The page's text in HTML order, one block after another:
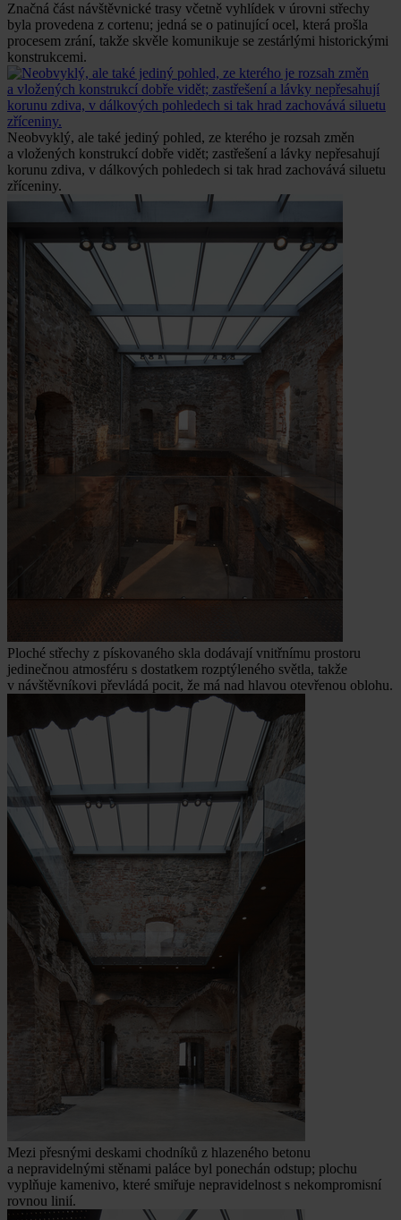
Značná část návštěvnické trasy včetně vyhlídek v úrovni střechy
byla provedena z cortenu; jedná se o patinující ocel, která prošla
procesem zrání, takže skvěle komunikuje se zestárlými historickými
konstrukcemi.
Neobvyklý, ale také jediný pohled, ze kterého je rozsah změn
a vložených konstrukcí dobře vidět; zastřešení a lávky nepřesahují
korunu zdiva, v dálkových pohledech si tak hrad zachovává siluetu
zříceniny.
Ploché střechy z pískovaného skla dodávají vnitřnímu prostoru
jedinečnou atmosféru s dostatkem rozptýleného světla, takže
v návštěvníkovi převládá pocit, že má nad hlavou otevřenou oblohu.
Mezi přesnými deskami chodníků z hlazeného betonu
a nepravidelnými stěnami paláce byl ponechán odstup; plochu
vyplňuje kamenivo, které smiřuje nepravidelnost s nekompromisní
rovnou linií.